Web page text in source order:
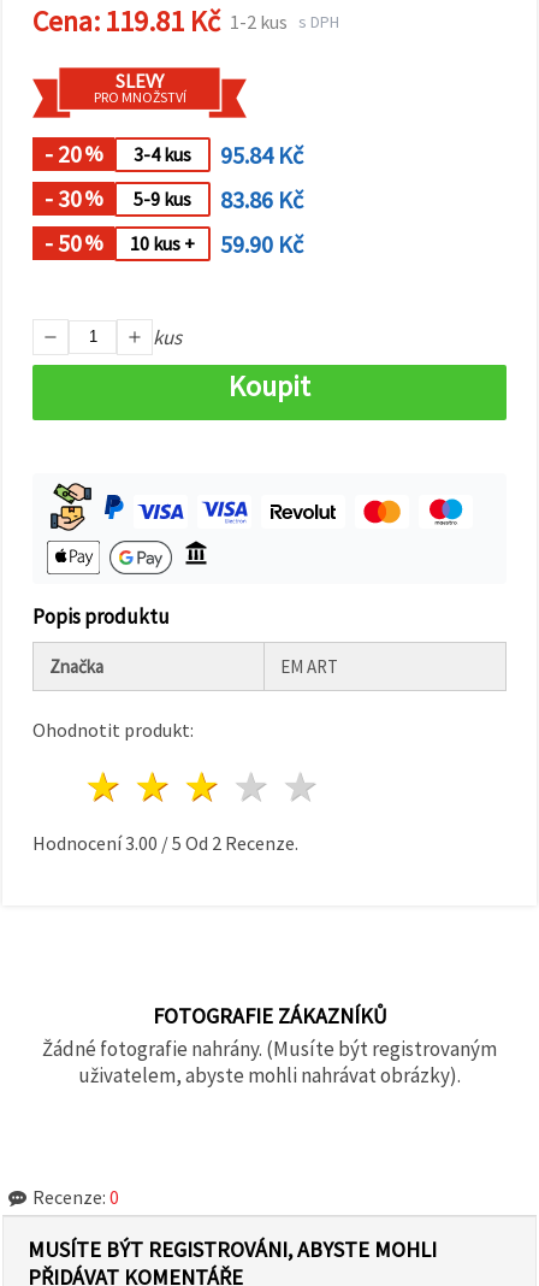
vše!" Nebo
můžete
preference v
Nastavení
výběrem
cookies a
kliknutím
na tlačítko
"Uložit"
vše
Nastavení
Cena:119.81 Kč 1-2 kus s DPH
SLEVY
PRO MNOŽSTVÍ
- 20% 3-4 kus
95.84 Kč
- 30% 5-9 kus
83.86 Kč
- 50% 10 kus + 59.90 Kč
kus
Koupit
Popis produktu
Značka EM ART
Ohodnotit produkt:
4 hvězdy
3 hvězdy
2 hvězdy
1 hvězda
Hodnocení3.00 /5 Od 2 Recenze.
FOTOGRAFIE ZÁKAZNÍKŮ
Žádné fotografie nahrány. (Musíte být registrovaným
uživatelem, abyste mohli nahrávat obrázky).
Recenze: 0
MUSÍTE BÝT REGISTROVÁNI, ABYSTE MOHLI
PŘIDÁVAT KOMENTÁŘE